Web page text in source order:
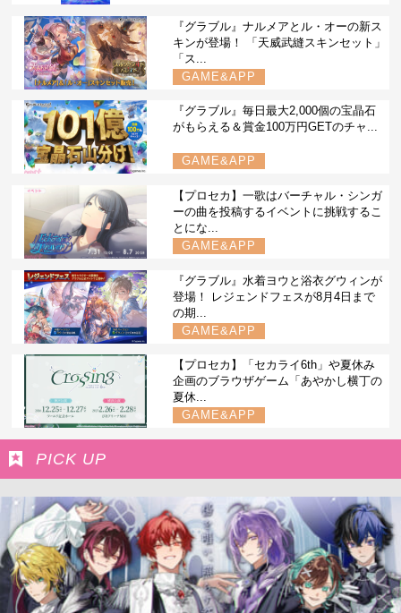
『グラブル』ナルメアとル・オーの新ス
キンが登場！ 「天威武縫スキンセット」
「ス...
GAME&APP
『グラブル』毎日最大2,000個の宝晶石
がもらえる＆賞金100万円GETのチャ...
GAME&APP
【プロセカ】一歌はバーチャル・シンガ
ーの曲を投稿するイベントに挑戦するこ
とにな...
GAME&APP
『グラブル』水着ヨウと浴衣グウィンが
登場！ レジェンドフェスが8月4日まで
の期...
GAME&APP
【プロセカ】「セカライ6th」や夏休み
企画のブラウザゲーム「あやかし横丁の
夏休...
GAME&APP
PICK UP